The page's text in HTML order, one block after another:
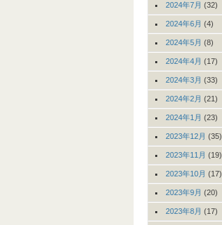
2024年7月 (32)
2024年6月 (4)
2024年5月 (8)
2024年4月 (17)
2024年3月 (33)
2024年2月 (21)
2024年1月 (23)
2023年12月 (35)
2023年11月 (19)
2023年10月 (17)
2023年9月 (20)
2023年8月 (17)